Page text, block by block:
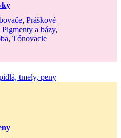
, Práškové
Pigmenty a bázy,
, Tónovacie
tmely, peny